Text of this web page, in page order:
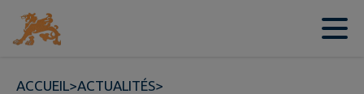
Contenu
ACCUEIL>ACTUALITÉS>